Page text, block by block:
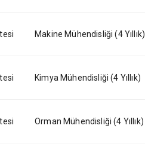
Makine Mühendisliği (4 Yıllık)
Kimya Mühendisliği (4 Yıllık)
Orman Mühendisliği (4 Yıllık)